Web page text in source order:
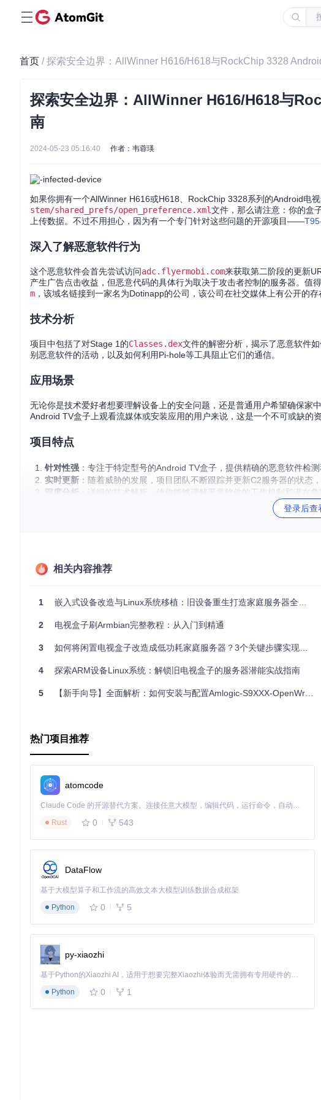
首页 / 探索安全边界：AllWinner H616/H618与RockChip 3328
探索安全边界：AllWinner H616/H618与
南
2024-05-23 05:16:40 作者：韦蓉瑛
如果你拥有一个AllWinner H616或H618、RockChip 3328系列的Android电
stem/shared_prefs/open_preference.xml文件，那么请注意：你的盒
上传数据。不过不用担心，因为有一个专门针对这些问题的开源项目——
深入了解恶意软件行为
这个恶意软件会首先尝试访问adc.flyermobi.com来获取第二阶段的更新
产生广告点击收益，但恶意代码的具体行为取决于攻击者控制的服务器。值
m ，该域名链接到一家名为Dotinapp的公司，该公司在社交媒体上有公开的存
技术分析
项目中包括了对Stage 1的Classes.dex文件的解密分析，揭示了恶意软件
别恶意软件的活动，以及如何利用Pi-hole等工具阻止它们的通信。
应用场景
无论你是技术爱好者想要理解设备上的安全问题，还是普通用户希望确保
Android TV盒子上观看流媒体或安装应用的用户来说，这是一个不可或缺的资
项目特点
针对性强 ：专注于特定型号的Android TV盒子，提供精确的恶意软件检测
实时更新 ：随着威胁的发展，项目团队不断跟踪并更新C2服务器的状态
深度分析 ：详细的技术解析，使你能够理解恶意软件的工作机制和潜在危
：提供iptables规则和Pi-hole配置示例，帮助阻止恶意软件的
登录后查
相关内容推荐
1 嵌入式设备改造与Linux系统移植：旧设备重生打造家庭服务器全指南
2 电视盒子刷Armbian完整教程：从入门到精通
3 如何将闲置电视盒子改造成低功耗家庭服务器？3个关键步骤实现设备重生
4 探索ARM设备Linux系统：解锁旧电视盒子的服务器潜能实战指南
5 【新手向导】全面解析：如何安装与配置Amlogic-S9XXX-OpenWrt系统
热门项目推荐
atomcode
Claude Code 的开源替代方案。连接任意大模型，编辑代码，运行命令，自动验证 — 全自动执行。用 Rust 构建，极致性能。 ｜ An open-source alternative to Claude Code. Connect any LLM, edit code, run commands, and verify changes — autonomously. Built in Rust for speed. Get Started
Rust
0 543
DataFlow
基于大模型算子和工作流的高效文本大模型训练数据合成框架
Python
0 5
py-xiaozhi
基于Python的Xiaozhi AI，适用于想要完整Xiaozhi体验而无需拥有专用硬件的用户。
Python
0 1